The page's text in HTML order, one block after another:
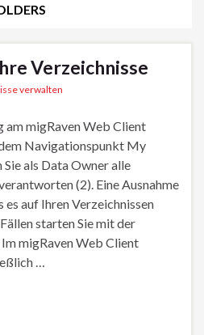
Verzeichnisse
verwalten
am migRaven Web Client
Navigationspunkt My
Sie als Data Owner alle
(2). Eine Ausnahme
es auf Ihren Verzeichnissen
starten Sie mit der
migRaven Web Client
…